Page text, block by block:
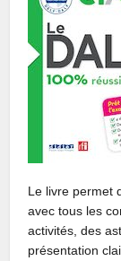
Le livre permet
avec tous les
activités, des
présentation